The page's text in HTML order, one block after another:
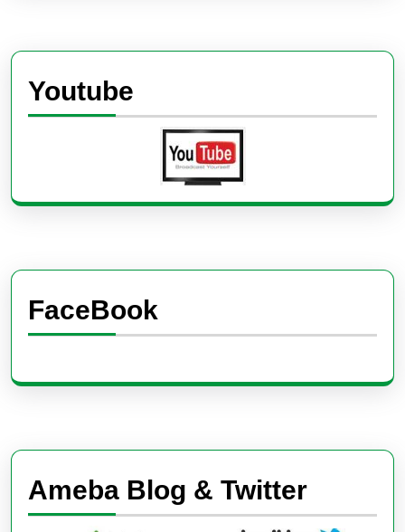
Youtube
FaceBook
Ameba Blog & Twitter